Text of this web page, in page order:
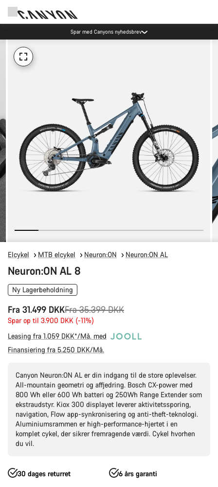
Spar med Canyons nyhedsbrev
Elcykel MTB elcykel Neuron:ON Neuron:ON AL
Neuron:ON AL 8
Ny Lagerbeholdning
Fra 31.499 DKK
Original
pris
Fra 35.399 DKK
Spar op til 3.900 DKK (-11%)
Leasing fra 1.059 DKK*/Må. med
Finansiering fra 5.250 DKK/Må.
Canyon Neuron:ON AL er din indgang til de store oplevelser.
All-mountain geometri og affjedring. Bosch CX-power med
800 Wh eller 600 Wh batteri og 250Wh Range Extender som
ekstraudstyr. Kiox 300 displayet leverer aktivitetssporing,
navigation, Flow app-synkronisering og anti-theft-teknologi.
Aluminiumsrammen er high-performance-hjertet i en
komplet cykel, der sikrer fremragende værdi. Cykel hvorhen
du vil.
30 dages returret 6 års garanti